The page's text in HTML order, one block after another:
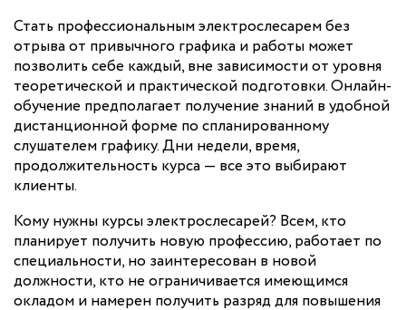
Стать профессиональным электрослесарем без
отрыва от привычного графика и работы может
позволить себе каждый, вне зависимости от уровня
теоретической и практической подготовки. Онлайн-
обучение предполагает получение знаний в удобной
дистанционной форме по спланированному
слушателем графику. Дни недели, время,
продолжительность курса — все это выбирают
клиенты.
Кому нужны курсы электрослесарей? Всем, кто
планирует получить новую профессию, работает по
специальности, но заинтересован в новой
должности, кто не ограничивается имеющимся
окладом и намерен получить разряд для повышения